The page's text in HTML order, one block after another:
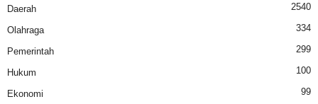
Daerah 2540
Olahraga 334
Pemerintah 299
Hukum 100
Ekonomi 99